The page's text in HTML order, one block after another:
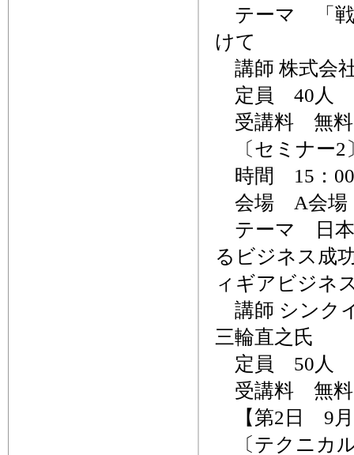
テーマ 「戦
けて
講師 株式会
定員 40
受講料 無料
〔セミナー2
時間 15：00
会場 A会場
テーマ 日本
るビジネス成
ィギアビジネ
講師 シンク
三輪直之氏
定員 50人
受講料 無料
【第2日 9月
〔テクニカ